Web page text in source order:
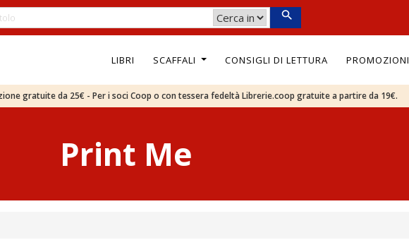
LIBRI SCAFFALI CONSIGLI DI LETTURA PROMOZIONI
gratuite da 25€ - Per i soci Coop o con tessera fedeltà Librerie.coop gratuite a partire da 19€.
Print Me